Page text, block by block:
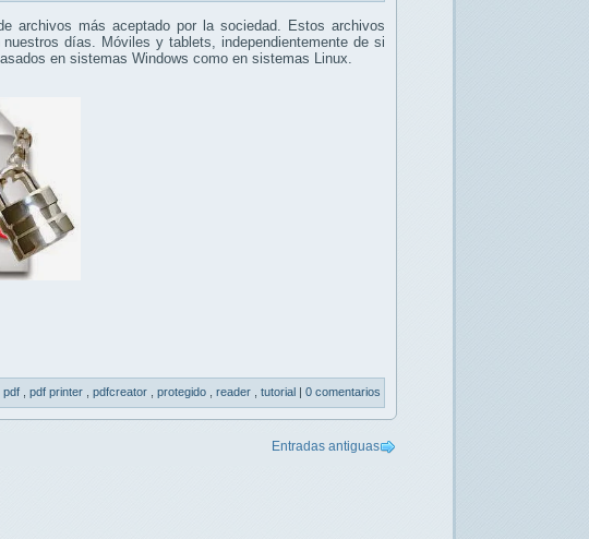
archivos más aceptado por la sociedad. Estos archivos
días. Móviles y tablets, independientemente de si
en sistemas Windows como en sistemas Linux.
pdf pdf printer pdfcreator protegido reader tutorial | 0 comentarios
Entradas antiguas